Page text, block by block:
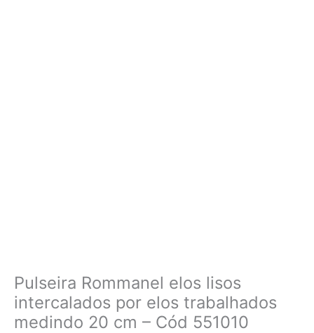
Pulseira Rommanel elos lisos
intercalados por elos trabalhados
medindo 20 cm – Cód 551010